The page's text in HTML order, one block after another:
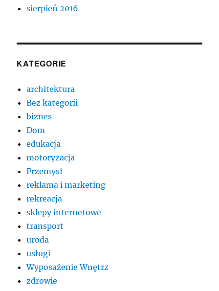
sierpień 2016
KATEGORIE
architektura
Bez kategorii
biznes
Dom
edukacja
motoryzacja
Przemysł
reklama i marketing
rekreacja
sklepy internetowe
transport
uroda
usługi
Wyposażenie Wnętrz
zdrowie